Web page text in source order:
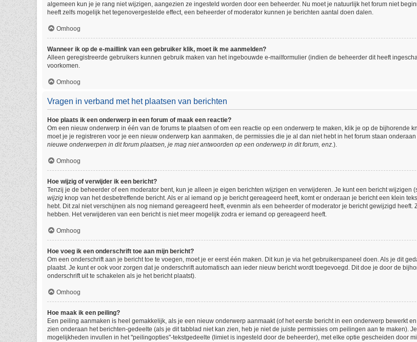
algemeen kun je je rang niet wijzigen, aangezien ze ingesteld worden door een beheerder. Nu moet je natuurlijk het forum niet
heeft zelfs mogelijk het tegenovergestelde effect, een beheerder of moderator kunnen je berichten aantal doen dalen.
Omhoog
Wanneer ik op de e-maillink van een gebruiker klik, moet ik me aanmelden?
Alleen geregistreerde gebruikers kunnen gebruik maken van het ingebouwde e-mailformulier (indien de beheerder dit heeft
voorkomen.
Omhoog
Vragen in verband met het plaatsen van berichten
Hoe plaats ik een onderwerp in een forum of maak een reactie?
Om een nieuw onderwerp in één van de forums te plaatsen of om een reactie op een onderwerp te maken, klik je op de
moet je je registreren voor je een nieuw onderwerp kan aanmaken, de permissies die je al dan niet hebt in het forum staan
nieuwe onderwerpen in dit forum plaatsen, je mag niet antwoorden op een onderwerp in dit forum, enz.).
Omhoog
Hoe wijzig of verwijder ik een bericht?
Tenzij je de beheerder of een moderator bent, kun je alleen je eigen berichten wijzigen en verwijderen. Je kunt een bericht wijzigen
wijzig knop van het desbetreffende bericht. Als er al iemand op je bericht gereageerd heeft, komt er onderaan je bericht een klein
hebt. Dit zal niet verschijnen als nog niemand gereageerd heeft, evenmin als een beheerder of moderator je bericht gewijzigd
hebben. Het verwijderen van een bericht is niet meer mogelijk zodra er iemand op gereageerd heeft.
Omhoog
Hoe voeg ik een onderschrift toe aan mijn bericht?
Om een onderschrift aan je bericht toe te voegen, moet je er eerst één maken. Dit kun je via het gebruikerspaneel doen. Als je dit
plaatst. Je kunt er ook voor zorgen dat je onderschrift automatisch aan ieder nieuw bericht wordt toegevoegd. Dit doe je door de
onderschrift uit te schakelen als je het bericht plaatst).
Omhoog
Hoe maak ik een peiling?
Een peiling aanmaken is heel gemakkelijk, als je een nieuw onderwerp aanmaakt (of het eerste bericht in een onderwerp bewerkt
zien onderaan het berichten-gedeelte (als je dit tabblad niet kan zien, heb je niet de juiste permissies om peilingen aan te maken).
mogelijkheden invullen in het "peilingopties"-tekstgedeelte (limiet is ingesteld door de beheerder), met elke optie gescheiden door